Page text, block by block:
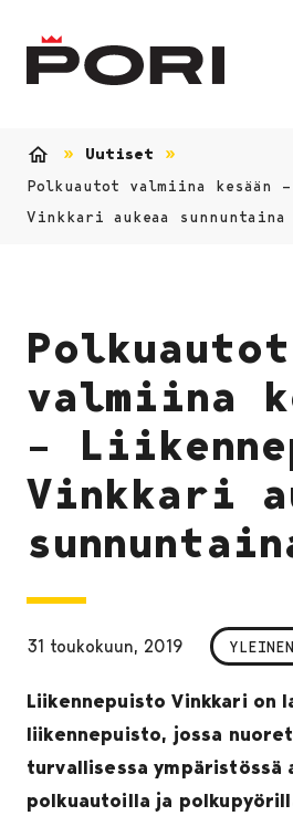
Uutiset
Polkuautot valmiina kesään
Vinkkari aukeaa sunnuntaina
Polkuautot
valmiina
–
Vinkkari
31 toukokuun, 2019 YLEINEN
Liikennepuisto Vinkkari on
liikennepuisto, jossa
turvallisessa ympäristössä
polkuautoilla ja